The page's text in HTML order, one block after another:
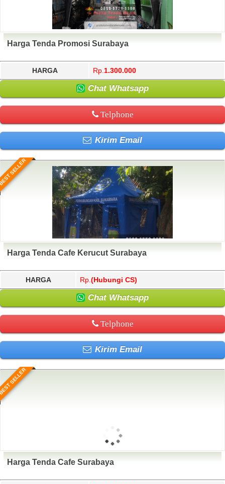
Harga Tenda Promosi Surabaya
HARGA Rp. 1.300.000
Chat Whatsapp
Telphone
Kirim Email
SELLER
Harga Tenda Cafe Kerucut Surabaya
HARGA Rp. (Hubungi CS)
Chat Whatsapp
Telphone
Kirim Email
SELLER
Harga Tenda Cafe Surabaya